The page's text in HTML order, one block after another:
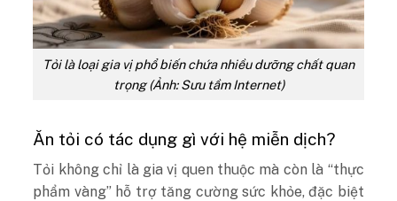
Tỏi là loại gia vị phổ biến chứa nhiều dưỡng chất quan
trọng (Ảnh: Sưu tầm Internet)
Ăn tỏi có tác dụng gì với hệ miễn dịch?
Tỏi không chỉ là gia vị quen thuộc mà còn là “thực
phẩm vàng” hỗ trợ tăng cường sức khỏe, đặc biệt